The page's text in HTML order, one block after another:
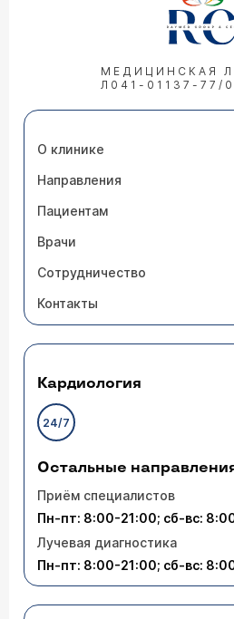
МЕДИЦИНСКАЯ
Л041-01137-77/
О клинике
Направления
Пациентам
Врачи
Сотрудничество
Контакты
Кардиология
24/7
Остальные
Приём специалистов
Пн-пт: 8:00-21:00; сб-вс:
Лучевая диагностика
Пн-пт: 8:00-21:00; сб-вс: